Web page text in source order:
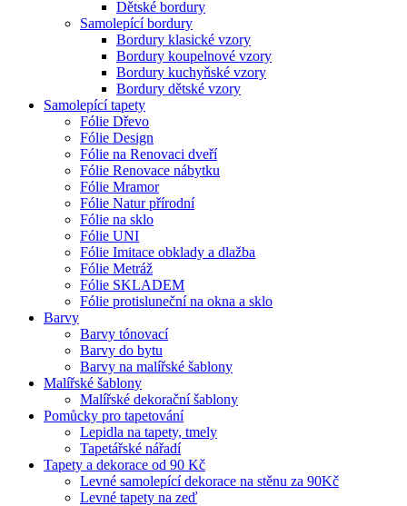
Dětské bordury
Samolepící bordury
Bordury klasické vzory
Bordury koupelnové vzory
Bordury kuchyňské vzory
Bordury dětské vzory
Samolepící tapety
Fólie Dřevo
Fólie Design
Fólie na Renovaci dveří
Fólie Renovace nábytku
Fólie Mramor
Fólie Natur přírodní
Fólie na sklo
Fólie UNI
Fólie Imitace obklady a dlažba
Fólie Metráž
Fólie SKLADEM
Fólie protisluneční na okna a sklo
Barvy
Barvy tónovací
Barvy do bytu
Barvy na malířské šablony
Malířské šablony
Malířské dekorační šablony
Pomůcky pro tapetování
Lepidla na tapety, tmely
Tapetářské nářadí
Tapety a dekorace od 90 Kč
Levné samolepící dekorace na stěnu za 90Kč
Levné tapety na zeď